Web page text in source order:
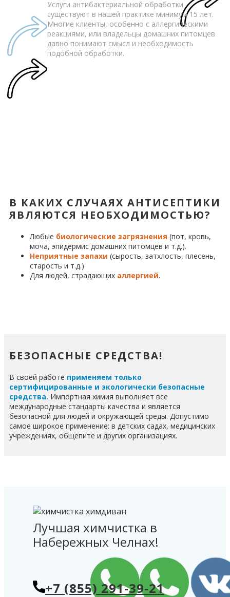
Услуги антибактериальной обработки
существуют в нашей практике минимум 15 лет.
Многие клиенты, особенно с аллергическими
реакциями, или владельцы домашних питомцев
давно понимают смысл и необходимость
подобной обработки.
В КАКИХ СЛУЧАЯХ АНТИСЕПТИКИ
ЯВЛЯЮТСЯ НЕОБХОДИМОСТЬЮ?
Любые биологические загрязнения (пот, кровь,
моча, эпидермис домашних питомцев и т.д.).
Неприятные запахи (сырость, затхлость, плесень,
старость и т.д.)
Для людей, страдающих аллергией.
БЕЗОПАСНЫЕ СРЕДСТВА!
В своей работе применяем только
сертифицированные и экологически безопасные
средства. Импортная химия выполняет все
международные стандарты качества и является
безопасной для людей и окружающей среды. Допустимо
самое широкое применение: в детских садах, медицинских
учреждениях, общепите и других организациях.
Лучшая химчистка в
Набережных Челнах!
+7 (855) 291-39-21